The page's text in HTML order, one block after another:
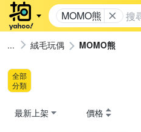
MOMO熊
絨毛玩偶 MOMO熊
全部
分類
最新上架 價格